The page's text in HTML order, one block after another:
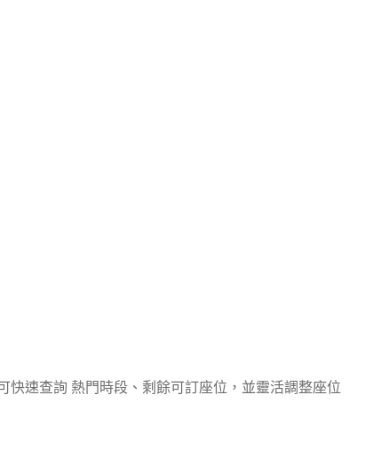
速查詢 熱門時段、剩餘可訂座位，並靈活調整座位